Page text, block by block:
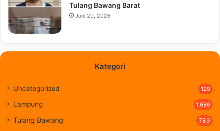
Tulang Bawang Barat
Juni 20, 2026
Kategori
Uncategorized 129
Lampung 1,686
Tulang Bawang 789